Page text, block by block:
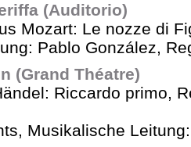
(Auditorio)
Mozart: Le nozze di
Pablo González,
(Grand Théatre)
Riccardo primo,
Musikalische